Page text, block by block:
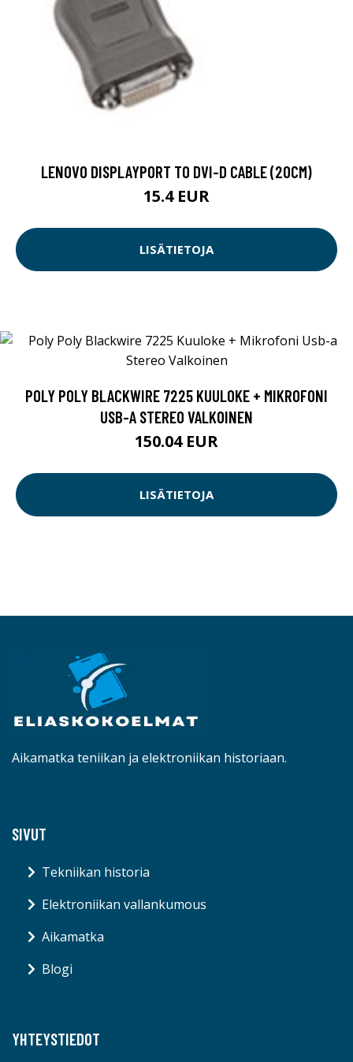
LENOVO DISPLAYPORT TO DVI-D CABLE (20CM)
15.4 EUR
LISÄTIETOJA
POLY POLY BLACKWIRE 7225 KUULOKE + MIKROFONI
USB-A STEREO VALKOINEN
150.04 EUR
LISÄTIETOJA
Aikamatka teniikan ja elektroniikan historiaan.
SIVUT
Tekniikan historia
Elektroniikan vallankumous
Aikamatka
Blogi
YHTEYSTIEDOT